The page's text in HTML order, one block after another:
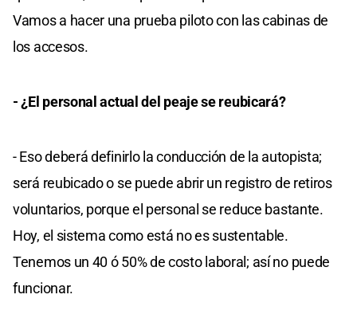
Vamos a hacer una prueba piloto con las cabinas de
los accesos.
- ¿El personal actual del peaje se reubicará?
- Eso deberá definirlo la conducción de la autopista;
será reubicado o se puede abrir un registro de retiros
voluntarios, porque el personal se reduce bastante.
Hoy, el sistema como está no es sustentable.
Tenemos un 40 ó 50% de costo laboral; así no puede
funcionar.